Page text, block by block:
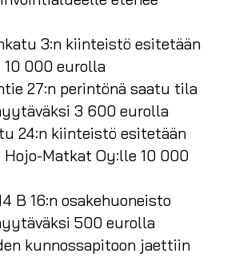
3:n kiinteistö esitetään
000 eurolla
27:n perintönä saatu tila
3 600 eurolla
24:n kiinteistö esitetään
Matkat Oy:lle 10 000
B 16:n osakehuoneisto
500 eurolla
kunnossapitoon jaettiin